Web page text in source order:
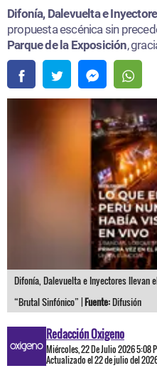
Difonía, Dalevuelta e
propuesta escénica sin
Parque de la Exposición,
Difonía, Dalevuelta e Inyectores llevan
“Brutal Sinfónico” |Fuente:Difusión
Redacción Oxigeno
Miércoles, 22 De Julio 2026 5:08
Actualizado el 22 de julio del